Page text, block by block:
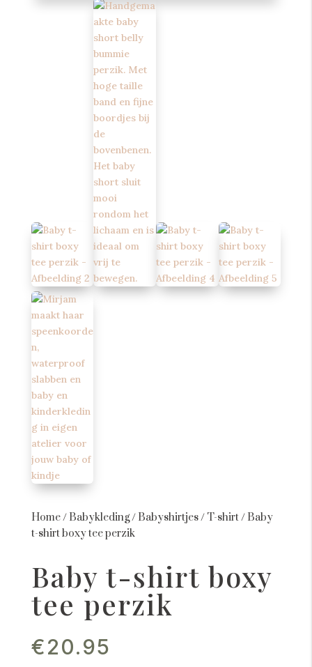
Home/ Babykleding/ Babyshirtjes/ T-shirt/ Baby
t-shirt boxy tee perzik
Baby t-shirt boxy
tee perzik
€20.95